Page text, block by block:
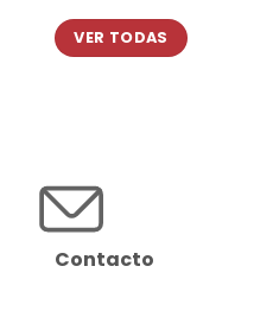
VER TODAS
Contacto